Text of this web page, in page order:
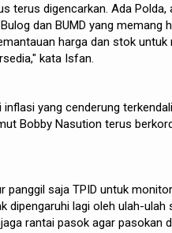
terus digencarkan. Ada Polda,
dan BUMD yang memang
harga dan stok untuk
kata Isfan.
inflasi yang cenderung
Bobby Nasution terus
panggil saja TPID untuk
dipengaruhi lagi oleh ulah-ulah
rantai pasok agar pasokan